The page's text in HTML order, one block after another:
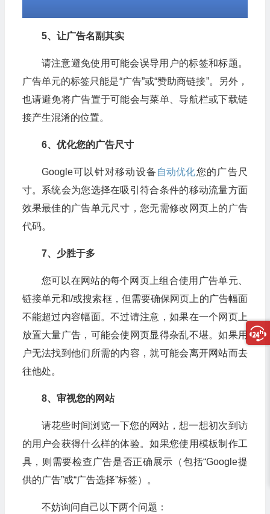
5、 让广告名副其实
请注意避免使用可能会误导用户的标签和标题。
广告单元的标签只能是“广告”或“赞助商链接”。另外，
也请避免将广告置于可能会与菜单、导航栏或下载链
接产生混淆的位置。
6、 优化您的广告尺寸
Google可以针对移动设备 自动优化您的广告尺
寸。系统会为您选择在吸引符合条件的移动流量方面
效果最佳的广告单元尺寸，您无需修改网页上的广告
代码。
7、 少胜于多
您可以在网站的每个网页上组合使用广告单元、
链接单元和/或搜索框，但需要确保网页上的广告幅面
不能超过内容幅面。不过请注意，如果在一个网页上
放置大量广告，可能会使网页显得杂乱不堪。如果用
户无法找到他们所需的内容，就可能会离开网站而去
往他处。
8、 审视您的网站
请花些时间浏览一下您的网站，想一想初次到访
的用户会获得什么样的体验。如果您使用模板制作工
具，则需要检查广告是否正确展示（包括“Google提
供的广告”或“广告选择”标签）。
不妨询问自己以下两个问题：